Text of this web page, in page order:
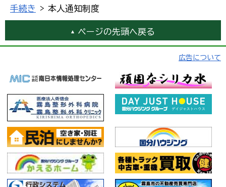
手続き
> 本人通知制度
ページの先頭へ戻る
広告について